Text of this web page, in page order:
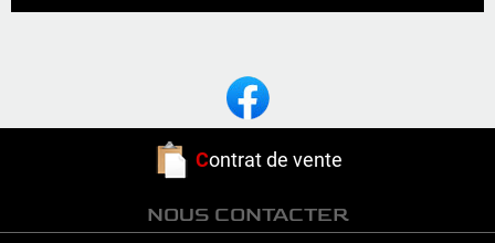
Contrat de vente
NOUS CONTACTER